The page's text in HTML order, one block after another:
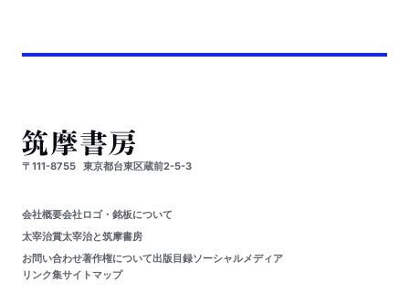
〒111-8755 東京都台東区蔵前2-5-3
会社概要会社ロゴ・銘板について
太宰治賞太宰治と筑摩書房
お問い合わせ著作権について出版目録ソーシャルメディア
リンク集サイトマップ